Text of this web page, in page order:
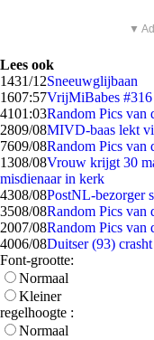
▼
Lees ook
1431/12Sneeuwglijbaan
1607:57VrijMiBabes
4101:03Random Pics van
2809/08MIVD-baas lekt
7609/08Random Pics van
1308/08Vrouw krijgt 30
misdienaar in kerk
4308/08PostNL-bezorger
3508/08Random Pics van
2007/08Random Pics van
4006/08Duitser (93)
Font-grootte:
Normaal
Kleiner
regelhoogte :
Normaal